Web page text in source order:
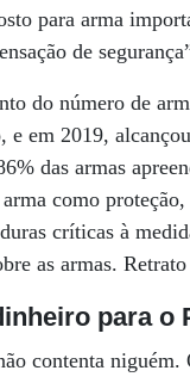
para arma
de
do número de
e em 2019,
das armas
arma como
críticas à
as armas.
para o
contenta